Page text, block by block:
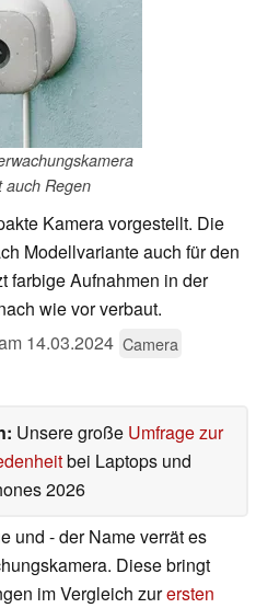
auch Regen
Kamera vorgestellt. Die
Modellvariante auch für den
farbige Aufnahmen in der
wie vor verbaut.
14.03.2024 Camera
Unsere große Umfrage zur
bei Laptops und
2026
und - der Name verrät es
Diese bringt
im Vergleich zurersten